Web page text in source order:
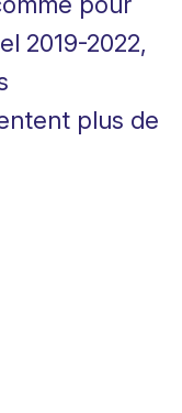
2019-2022,
plus de